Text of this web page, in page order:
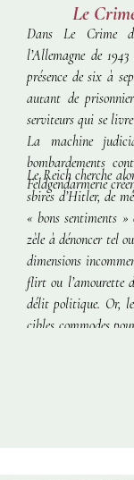
Le
Dans Le Crime
l’Allemagne de
présence de six à
autant de
serviteurs qui se
La machine
bombardements
Feldgendarmerie
Le Reich cherche
sbires d’Hitler, de
« bons sentiments
zèle à dénoncer tel
dimensions
flirt ou l’amourette
délit politique. Or, le
cibles commodes
faire bien voir en